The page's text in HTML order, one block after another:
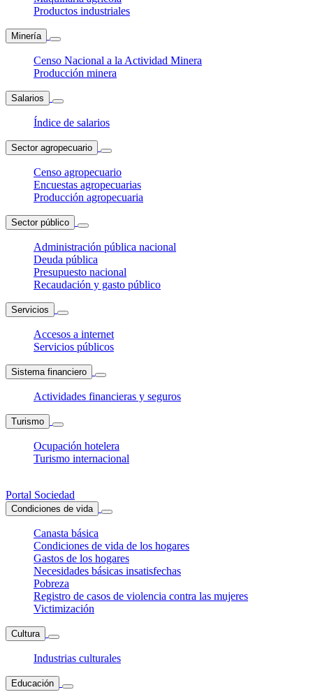
Productos industriales
Minería
Censo Nacional a la Actividad Minera
Producción minera
Salarios
Índice de salarios
Sector agropecuario
Censo agropecuario
Encuestas agropecuarias
Producción agropecuaria
Sector público
Administración pública nacional
Deuda pública
Presupuesto nacional
Recaudación y gasto público
Servicios
Accesos a internet
Servicios públicos
Sistema financiero
Actividades financieras y seguros
Turismo
Ocupación hotelera
Turismo internacional
Portal Sociedad
Condiciones de vida
Canasta básica
Condiciones de vida de los hogares
Gastos de los hogares
Necesidades básicas insatisfechas
Pobreza
Registro de casos de violencia contra las mujeres
Victimización
Cultura
Industrias culturales
Educación